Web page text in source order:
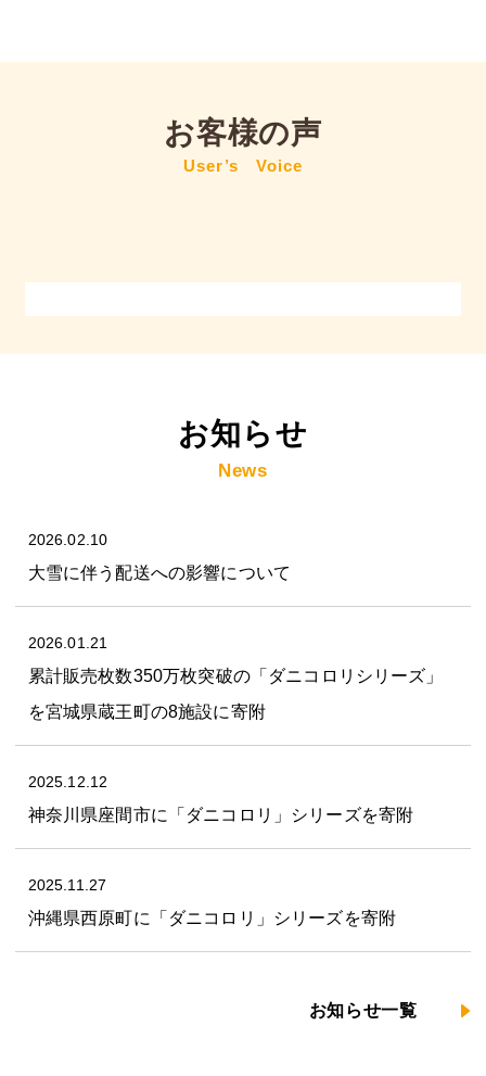
お客様の声
User’s Voice
お知らせ
News
2026.02.10
大雪に伴う配送への影響について
2026.01.21
累計販売枚数350万枚突破の「ダニコロリシリーズ」
を宮城県蔵王町の8施設に寄附
2025.12.12
神奈川県座間市に「ダニコロリ」シリーズを寄附
2025.11.27
沖縄県西原町に「ダニコロリ」シリーズを寄附
お知らせ一覧